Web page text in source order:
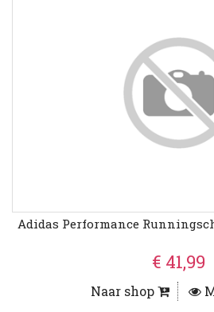
Adidas Performance
€ 41,99
Naar shop